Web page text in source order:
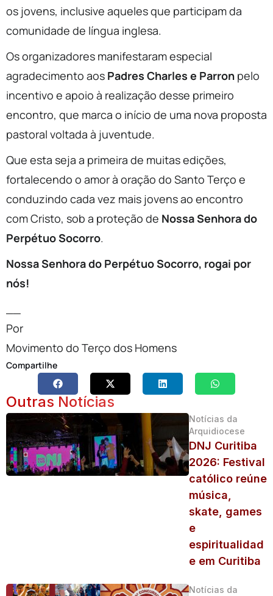
os jovens, inclusive aqueles que participam da
comunidade de língua inglesa.
Os organizadores manifestaram especial
agradecimento aos Padres Charles e Parron pelo
incentivo e apoio à realização desse primeiro
encontro, que marca o início de uma nova proposta
pastoral voltada à juventude.
Que esta seja a primeira de muitas edições,
fortalecendo o amor à oração do Santo Terço e
conduzindo cada vez mais jovens ao encontro
com Cristo, sob a proteção de Nossa Senhora do
Perpétuo Socorro.
Nossa Senhora do Perpétuo Socorro, rogai por
nós!
Por
Movimento do Terço dos Homens
Compartilhe
Outras Notícias
Notícias da
Arquidiocese
DNJ Curitiba
2026: Festival
católico reúne
música,
skate, games
e
espiritualidad
e em Curitiba
Notícias da